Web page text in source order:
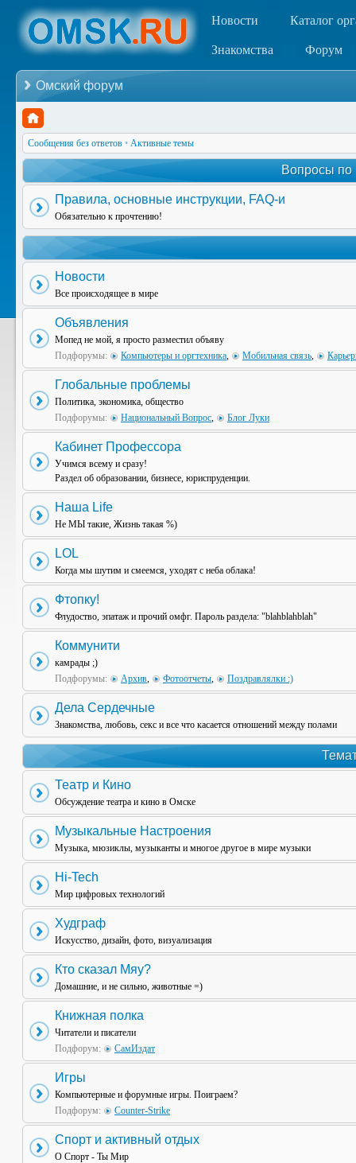
Новости Каталог
Знакомства Форум
Омский форум
Сообщения без ответов • Активные темы
Вопросы по
Правила, основные инструкции, FAQ-и
Обязательно к прочтению!
Новости
Все происходящее в мире
Объявления
Мопед не мой, я просто разместил объяву
Подфорумы:
Компьютеры и оргтехника, Мобильная связь,
Глобальные проблемы
Политика, экономика, общество
Подфорумы:
Национальный Вопрос, Блог Луки
Кабинет Профессора
Учимся всему и сразу!
Раздел об образовании, бизнесе, юриспруденции.
Наша Life
Не МЫ такие, Жизнь такая %)
LOL
Когда мы шутим и смеемся, уходят с неба облака!
Фтопку!
Флудоство, эпатаж и прочий омфг. Пароль раздела: "blahblahblah"
Коммунити
камрады ;)
Подфорумы:
Архив, Фотоотчеты, Поздравлялки :)
Дела Сердечные
Знакомства, любовь, секс и все что касается отношений между полами
Театр и Кино
Обсуждение театра и кино в Омске
Музыкальные Настроения
Музыка, мюзиклы, музыканты и многое другое в мире музыки
Hi-Tech
Мир цифровых технологий
Худграф
Искусство, дизайн, фото, визуализация
Кто сказал Мяу?
Домашние, и не сильно, животные =)
Книжная полка
Читатели и писатели
Подфорум:
СамИздат
Игры
Компьютерные и форумные игры. Поиграем?
Подфорум:
Counter-Strike
Спорт и активный отдых
О Спорт - Ты Мир